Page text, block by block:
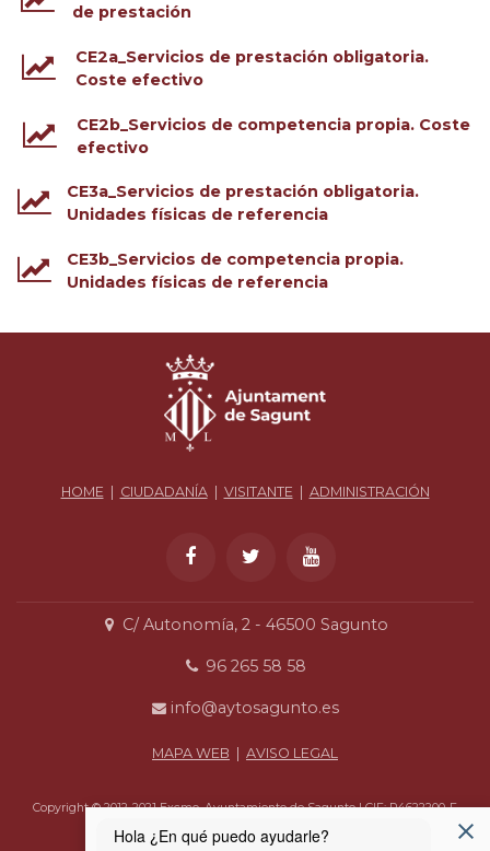
de prestación
CE2a_Servicios de prestación obligatoria.
Coste efectivo
CE2b_Servicios de competencia propia. Coste
efectivo
CE3a_Servicios de prestación obligatoria.
Unidades físicas de referencia
CE3b_Servicios de competencia propia.
Unidades físicas de referencia
HOME | CIUDADANÍA| VISITANTE | ADMINISTRACIÓN
C/ Autonomía, 2 - 46500 Sagunto
96 265 58 58
info@aytosagunto.es
MAPA WEB | AVISO LEGAL
Copyright © 2012-2021 Excmo. Ayuntamiento de Sagunto | CIF: P4622200-F